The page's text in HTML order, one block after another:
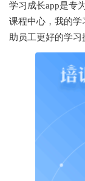
学习成长app是专
课程中心，我的
助员工更好的学习